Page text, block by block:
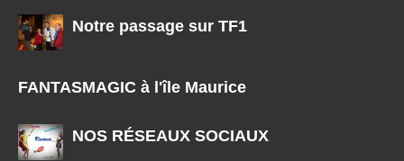
Notre passage sur TF1
FANTASMAGIC à l'île Maurice
NOS RÉSEAUX SOCIAUX